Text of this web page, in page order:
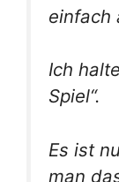
einfach
Ich
Spiel“.
Es ist
man